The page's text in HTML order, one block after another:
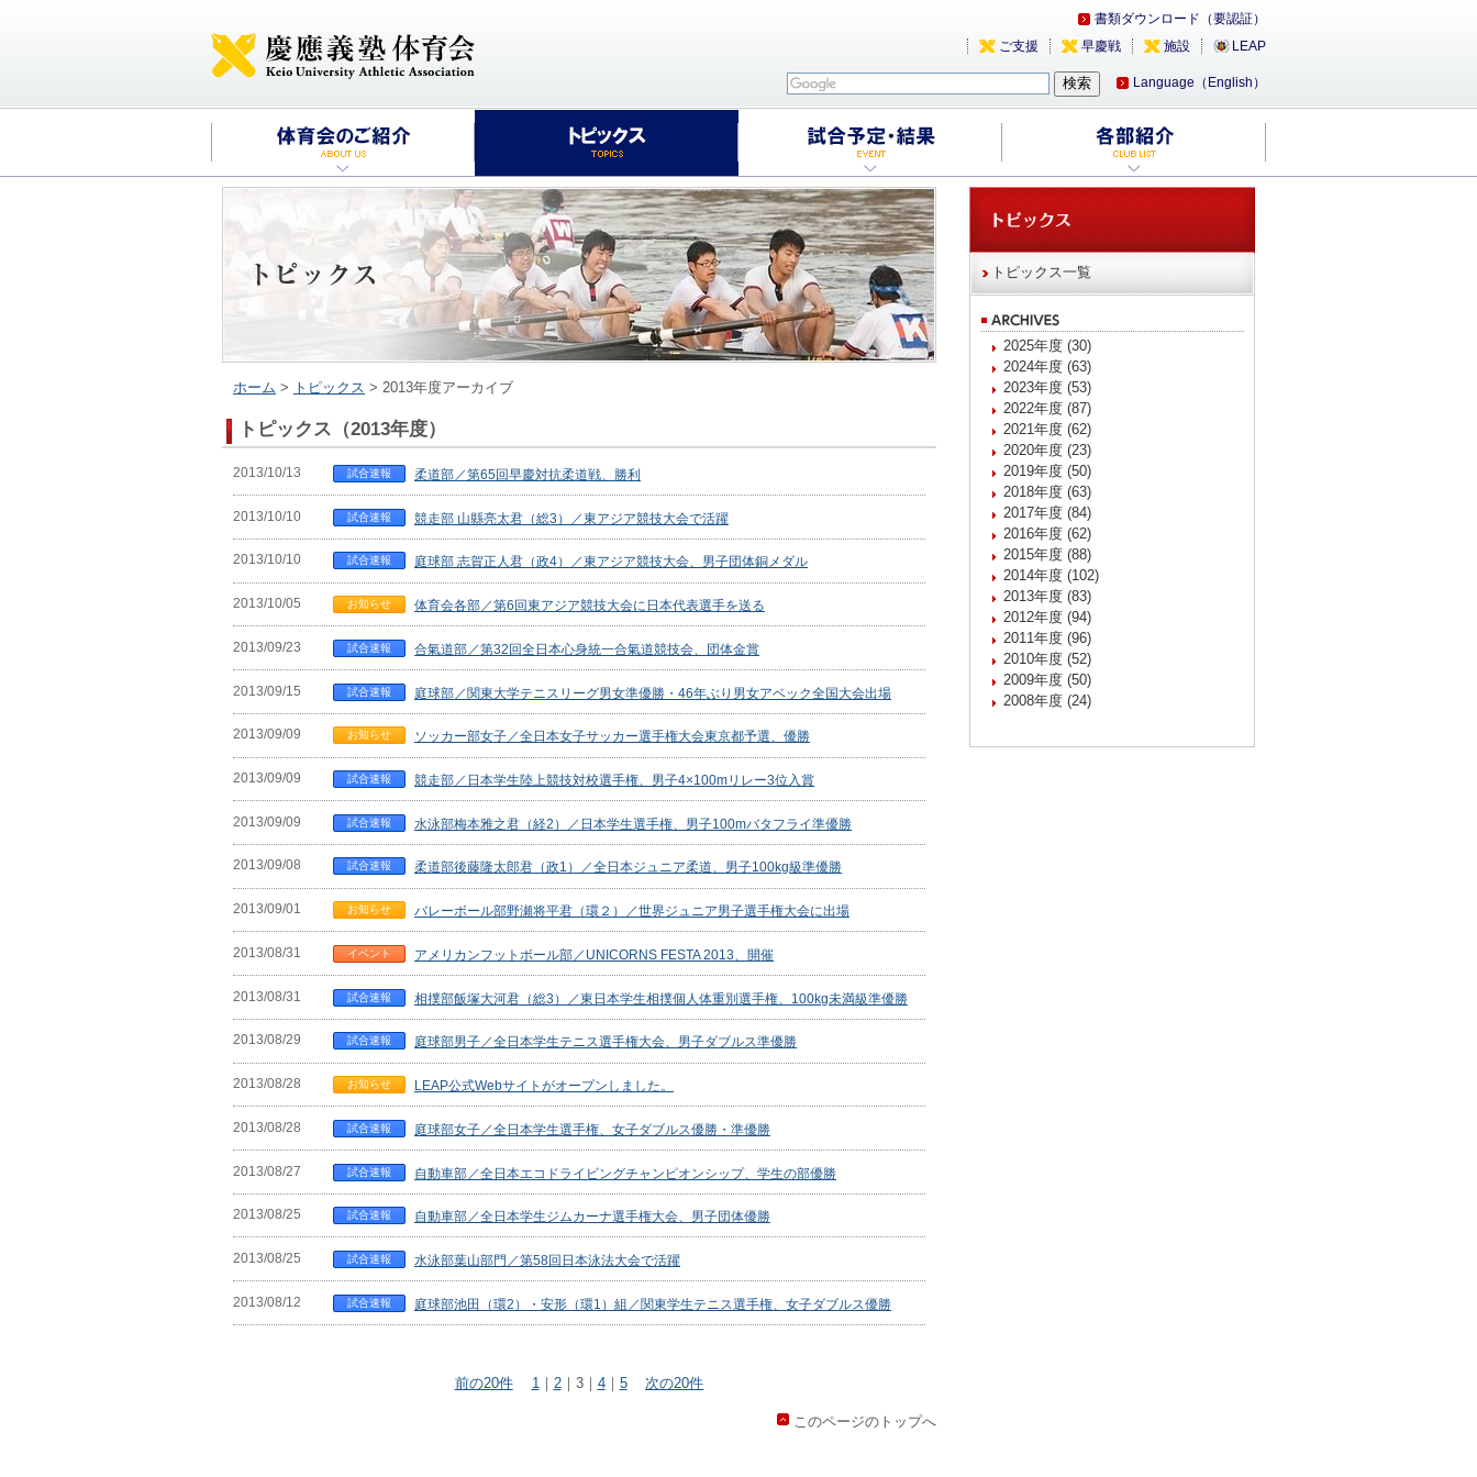
書類ダウンロード（要認証）
LEAP
施設
早慶戦
ご支援
Language（English）
ホーム > トピックス > 2013年度アーカイブ
トピックス（2013年度）
2013/10/13 試合速報 柔道部／第65回早慶対抗柔道戦、勝利
2013/10/10 試合速報 競走部 山縣亮太君（総3）／東アジア競技大会で活躍
2013/10/10 試合速報 庭球部 志賀正人君（政4）／東アジア競技大会、男子団体銅メダル
2013/10/05 お知らせ 体育会各部／第6回東アジア競技大会に日本代表選手を送る
2013/09/23 試合速報 合氣道部／第32回全日本心身統一合氣道競技会、団体金賞
2013/09/15 試合速報 庭球部／関東大学テニスリーグ男女準優勝・46年ぶり男女アベック全国大会出場
2013/09/09 お知らせ ソッカー部女子／全日本女子サッカー選手権大会東京都予選、優勝
2013/09/09 試合速報 競走部／日本学生陸上競技対校選手権、男子4×100mリレー3位入賞
2013/09/09 試合速報 水泳部梅本雅之君（経2）／日本学生選手権、男子100mバタフライ準優勝
2013/09/08 試合速報 柔道部後藤隆太郎君（政1）／全日本ジュニア柔道、男子100kg級準優勝
2013/09/01 お知らせ バレーボール部野瀬将平君（環２）／世界ジュニア男子選手権大会に出場
2013/08/31 イベント アメリカンフットボール部／UNICORNS FESTA 2013、開催
2013/08/31 試合速報 相撲部飯塚大河君（総3）／東日本学生相撲個人体重別選手権、100kg未満級準優勝
2013/08/29 試合速報 庭球部男子／全日本学生テニス選手権大会、男子ダブルス準優勝
2013/08/28 お知らせ LEAP公式Webサイトがオープンしました。
2013/08/28 試合速報 庭球部女子／全日本学生選手権、女子ダブルス優勝・準優勝
2013/08/27 試合速報 自動車部／全日本エコドライビングチャンピオンシップ、学生の部優勝
2013/08/25 試合速報 自動車部／全日本学生ジムカーナ選手権大会、男子団体優勝
2013/08/25 試合速報 水泳部葉山部門／第58回日本泳法大会で活躍
2013/08/12 試合速報 庭球部池田（環2）・安形（環1）組／関東学生テニス選手権、女子ダブルス優勝
前の20件 1｜ 2｜ 3｜ 4｜ 5 次の20件
このページのトップへ
トピックス一覧
2025年度 (30)
2024年度 (63)
2023年度 (53)
2022年度 (87)
2021年度 (62)
2020年度 (23)
2019年度 (50)
2018年度 (63)
2017年度 (84)
2016年度 (62)
2015年度 (88)
2014年度 (102)
2013年度 (83)
2012年度 (94)
2011年度 (96)
2010年度 (52)
2009年度 (50)
2008年度 (24)